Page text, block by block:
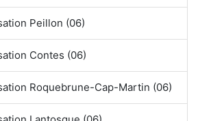
Peillon (06)
Contes (06)
Roquebrune-Cap-Martin (06)